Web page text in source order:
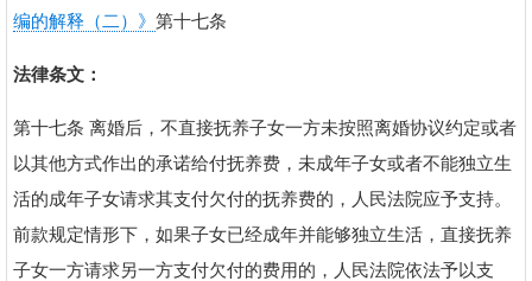
编的解释（二）》 第十七条
法律条文：
第十七条 离婚后，不直接抚养子女一方未按照离婚协议约定或者
以其他方式作出的承诺给付抚养费，未成年子女或者不能独立生
活的成年子女请求其支付欠付的抚养费的，人民法院应予支持。
前款规定情形下，如果子女已经成年并能够独立生活，直接抚养
子女一方请求另一方支付欠付的费用的，人民法院依法予以支